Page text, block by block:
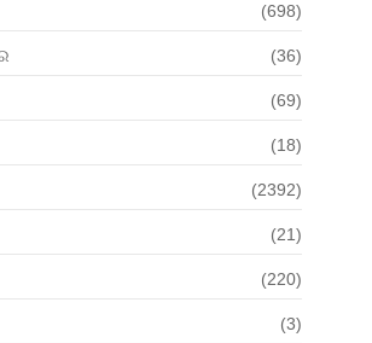
(698)
(36)
(69)
(18)
(2392)
(21)
(220)
(3)